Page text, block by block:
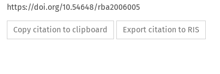
https://doi.org/10.54648/rba2006005
Copy citation to clipboard Export citation to RIS